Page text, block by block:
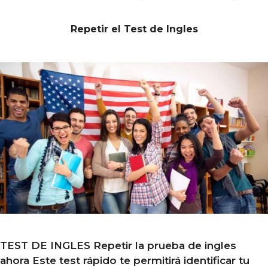
Repetir el Test de Ingles
TEST DE INGLES Repetir la prueba de ingles
ahora Este test rápido te permitirá identificar tu